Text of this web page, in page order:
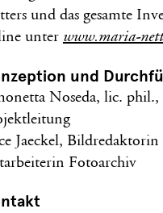
und das gesamte
unter www.maria-
und
Noseda, lic. phil.,
Jaeckel,
Fotoarchiv